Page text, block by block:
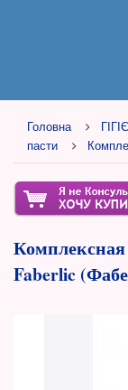
Головна
пасти
Комплексная
Faberlic